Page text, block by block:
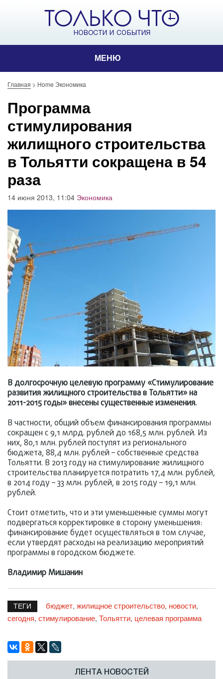
МЕНЮ
Главная > Home Экономика
Программа
стимулирования
жилищного строительства
в Тольятти сокращена в 54
раза
14 июня 2013, 11:04 Экономика
В долгосрочную целевую программу «Стимулирование
развития жилищного строительства в Тольятти» на
2011-2015 годы» внесены существенные изменения.
В частности, общий объем финансирования программы
сокращен с 9,1 млрд. рублей до 168,5 млн. рублей. Из
них, 80,1 млн. рублей поступят из регионального
бюджета, 88,4 млн. рублей – собственные средства
Тольятти. В 2013 году на стимулирование жилищного
строительства планируется потратить 17,4 млн. рублей,
в 2014 году – 33 млн. рублей, в 2015 году – 19,1 млн.
рублей.
Стоит отметить, что и эти уменьшенные суммы могут
подвергаться корректировке в сторону уменьшения:
финансирование будет осуществляться в том случае,
если утвердят расходы на реализацию мероприятий
программы в городском бюджете.
Владимир Мишанин
ТЕГИ бюджет, жилищное строительство, новости,
сегодня, стимулирование, Тольятти, целевая программа
ЛЕНТА НОВОСТЕЙ